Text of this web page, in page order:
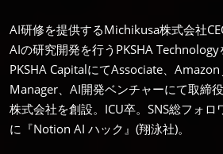
AI研修を提供するMichikusa株式会社
AIの研究開発を行うPKSHA
PKSHA CapitalにてAssociate、
Manager、AI開発ベンチャーにて取締
株式会社を創設。ICU卒。SNS総フォ
に『Notion AI ハック』(翔泳社)。